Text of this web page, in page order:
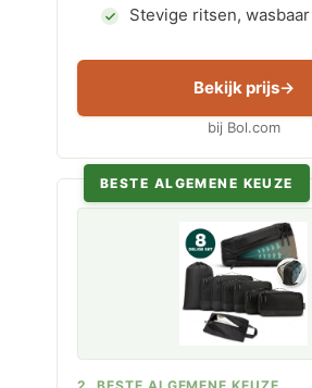
Stevige ritsen,
Bekijk prijs
bij Bol.com
BESTE ALGEMENE KEUZE